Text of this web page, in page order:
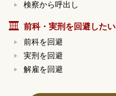
検察から呼出し
前科・実刑を回避したい
前科を回避
実刑を回避
解雇を回避